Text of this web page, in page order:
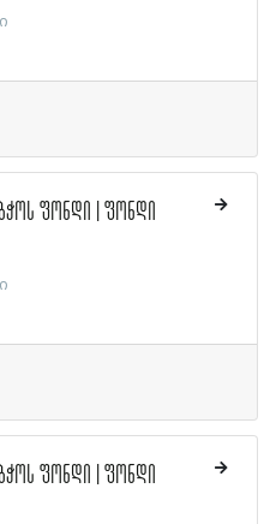
ფონდი | ფონდი
ფონდი | ფონდი